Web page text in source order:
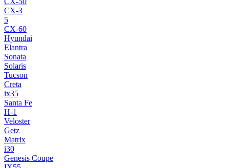
CX-3
5
CX-60
Hyundai
Elantra
Sonata
Solaris
Tucson
Creta
ix35
Santa Fe
H-1
Veloster
Getz
Matrix
i30
Genesis Coupe